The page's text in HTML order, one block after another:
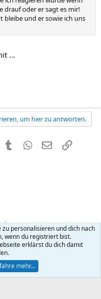
drauf oder er sagt es mir!
bleibe und er sowie ich uns
...
um hier zu antworten.
Tumblr WhatsApp
E-MailLink
Hilfe
R
XenForo Ltd.
personalisieren und dich nach
wenn du registriert bist.
erklärst du dich damit
mehr…